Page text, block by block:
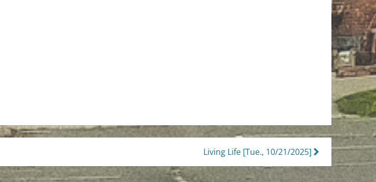
Living Life [Tue., 10/21/2025]